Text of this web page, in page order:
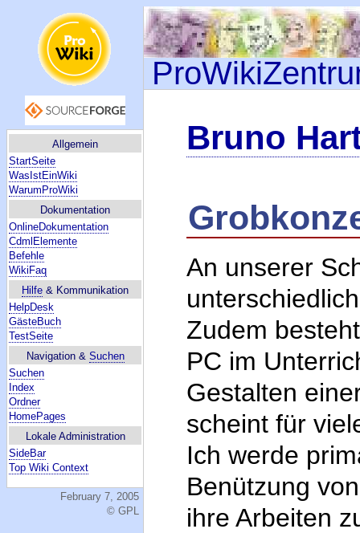
Allgemein
StartSeite
WasIstEinWiki
WarumProWiki
Dokumentation
OnlineDokumentation
CdmlElemente
Befehle
WikiFaq
Hilfe & Kommunikation
HelpDesk
GästeBuch
TestSeite
Navigation & Suchen
Suchen
Index
Ordner
HomePages
Lokale Administration
SideBar
Top Wiki Context
February 7, 2005
© GPL
Bruno
An unserer
Zudem
PC im
Gestalten
scheint für
Ich werde
Benützung
ihre Arbeiten